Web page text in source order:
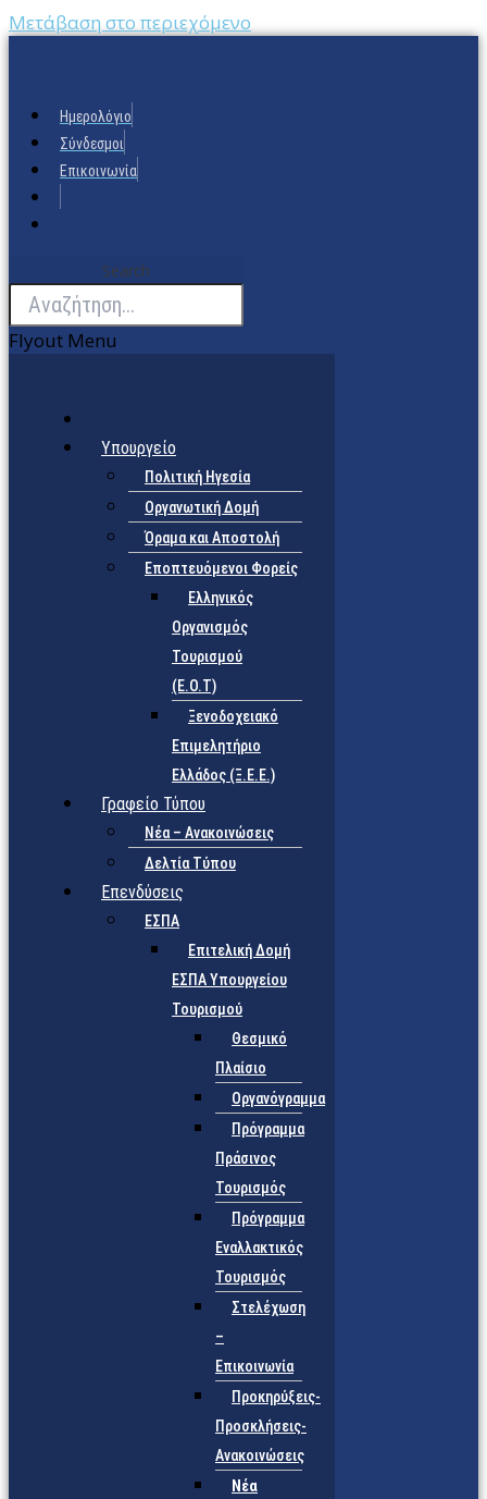
Μετάβαση στο περιεχόμενο
Ημερολόγιο
Σύνδεσμοι
Επικοινωνία
Search
Flyout Menu
Υπουργείο
Πολιτική Ηγεσία
Οργανωτική Δομή
Όραμα και Αποστολή
Εποπτευόμενοι Φορείς
Eλληνικός
Οργανισμός
Τουρισμού
(Ε.Ο.Τ)
Ξενοδοχειακό
Επιμελητήριο
Ελλάδος (Ξ.Ε.Ε.)
Γραφείο Τύπου
Νέα – Ανακοινώσεις
Δελτία Τύπου
Επενδύσεις
ΕΣΠΑ
Επιτελική Δομή
ΕΣΠΑ Υπουργείου
Τουρισμού
Θεσμικό
Πλαίσιο
Οργανόγραμμα
Πρόγραμμα
Πράσινος
Τουρισμός
Πρόγραμμα
Εναλλακτικός
Τουρισμός
Στελέχωση
–
Επικοινωνία
Προκηρύξεις-
Προσκλήσεις-
Ανακοινώσεις
Νέα